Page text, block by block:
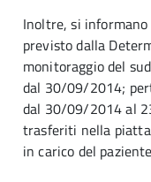
Inoltre, si
previsto dalla
monitoraggio del
dal 30/09/2014;
dal 30/09/2014 al
trasferiti nella
in carico del